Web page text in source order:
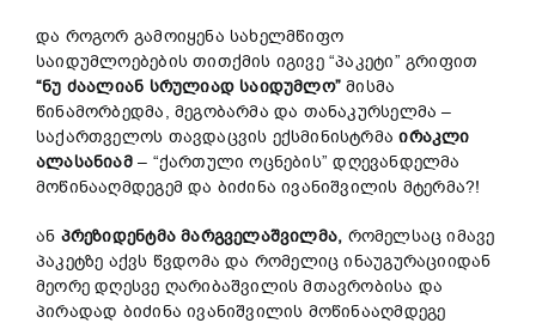
და როგორ გამოიყენა სახელმწიფო
საიდუმლოებების თითქმის იგივე “პაკეტი” გრიფით
“ნუ ძაალიან სრულიად საიდუმლო” მისმა
წინამორბედმა, მეგობარმა და თანაკურსელმა –
საქართველოს თავდაცვის ექსმინისტრმაირაკლი
ალასანიამ– “ქართული ოცნების” დღევანდელმა
მოწინააღმდეგემ და ბიძინა ივანიშვილის მტერმა?!
ან პრეზიდენტმა მარგველაშვილმა, რომელსაც იმავე
პაკეტზე აქვს წვდომა და რომელიც ინაუგურაციიდან
მეორე დღესვე ღარიბაშვილის მთავრობისა და
პირადად ბიძინა ივანიშვილის მოწინააღმდეგე